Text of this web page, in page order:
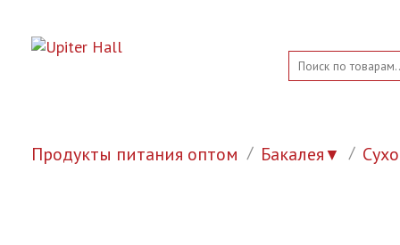
Продукты питания оптом Бакалея▼